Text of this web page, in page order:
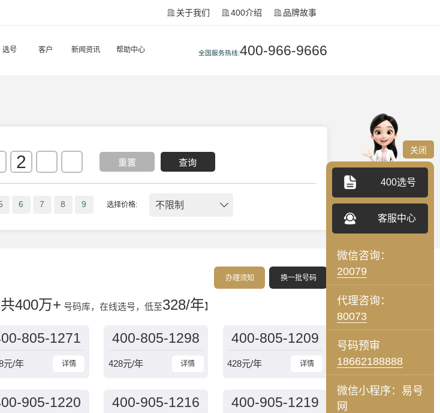
关于我们 400介绍 品牌故事
全国服务热线:400-966-9666
选号 客户 新闻资讯 帮助中心
重置 查询
6 7 8 9 选择价格: 不限制
办理须知 换一批号码
共400万+ 号码库，在线选号，低至328/年】
805-1271
详情
元/年
400-805-1298
详情
428元/年
400-805-1209
详情
428元/年
905-1220 400-905-1216 400-905-1219
关闭
400选号
客服中心
微信咨询：
20079
代理咨询：
80073
号码预审
18662188888
微信小程序：易号
网